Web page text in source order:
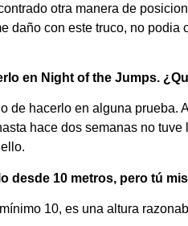
otra manera de
daño con este truco, no
en Night of the Jumps.
de hacerlo en alguna prueba.
hace dos semanas no
desde 10 metros, pero tú
10, es una altura